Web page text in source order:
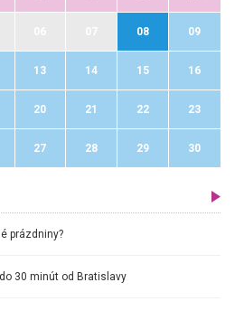
08 09
13 14 15 16
20 21 22 23
27 28 29 30
prázdniny?
30 minút od Bratislavy